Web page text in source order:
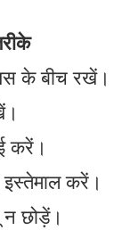
के बीच रखें।
करें।
करें।
छोड़ें।